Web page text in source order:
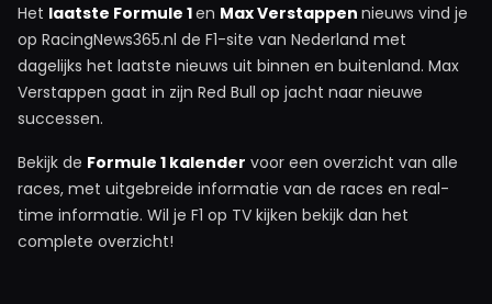
Het laatste Formule 1en Max Verstappen nieuws vind je
op RacingNews365.nl de F1-site van Nederland met
dagelijks het laatste nieuws uit binnen en buitenland. Max
Verstappen gaat in zijn Red Bull op jacht naar nieuwe
successen.
Bekijk de Formule 1 kalender voor een overzicht van alle
races, met uitgebreide informatie van de races en real-
time informatie. Wil je F1 op TV kijken bekijk dan het
complete overzicht!